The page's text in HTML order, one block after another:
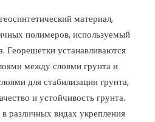
материал,
полимеров, используемый
Георешетки устанавливаются
между слоями грунта и
для стабилизации грунта,
и устойчивость грунта.
различных видах укрепления